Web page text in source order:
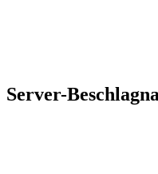
Server-